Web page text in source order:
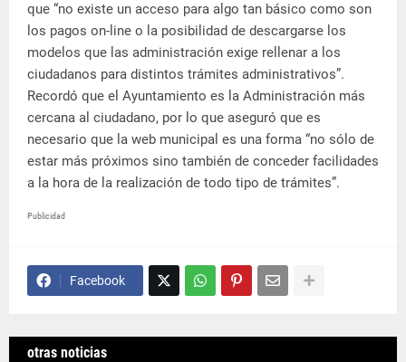
que “no existe un acceso para algo tan básico como son
los pagos on-line o la posibilidad de descargarse los
modelos que las administración exige rellenar a los
ciudadanos para distintos trámites administrativos”.
Recordó que el Ayuntamiento es la Administración más
cercana al ciudadano, por lo que aseguró que es
necesario que la web municipal es una forma “no sólo de
estar más próximos sino también de conceder facilidades
a la hora de la realización de todo tipo de trámites”.
Publicidad
Facebook
otras noticias